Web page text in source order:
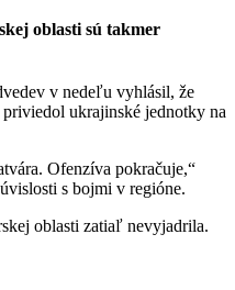
oblasti sú takmer
v nedeľu vyhlásil, že
ukrajinské jednotky na
Ofenzíva pokračuje,“
s bojmi v regióne.
oblasti zatiaľ nevyjadrila.